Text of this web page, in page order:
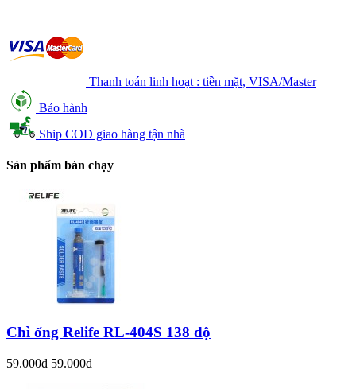
Thanh toán linh hoạt : tiền mặt, VISA/Master
Bảo hành
Ship COD giao hàng tận nhà
Sản phẩm bán chạy
Chì ống Relife RL-404S 138 độ
59.000đ 59.000đ